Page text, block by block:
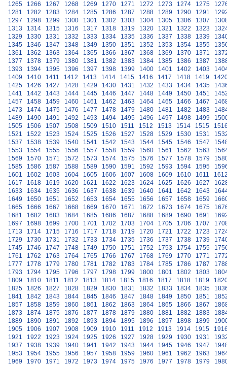
1265
1266 1267 1268 1269 1270 1271 1272 1273 1274 1275
1281
1282 1283 1284 1285 1286 1287 1288 1289 1290 1291
1297
1298 1299 1300 1301 1302 1303 1304 1305 1306 1307
1313
1314 1315 1316 1317 1318 1319 1320 1321 1322 1323
1329
1330 1331 1332 1333 1334 1335 1336 1337 1338 1339
1345
1346 1347 1348 1349 1350 1351 1352 1353 1354 1355
1361
1362 1363 1364 1365 1366 1367 1368 1369 1370 1371
1377
1378 1379 1380 1381 1382 1383 1384 1385 1386 1387
1393
1394 1395 1396 1397 1398 1399 1400 1401 1402 1403
1409
1410 1411 1412 1413 1414 1415 1416 1417 1418 1419
1425
1426 1427 1428 1429 1430 1431 1432 1433 1434 1435
1441
1442 1443 1444 1445 1446 1447 1448 1449 1450 1451
1457
1458 1459 1460 1461 1462 1463 1464 1465 1466 1467
1473
1474 1475 1476 1477 1478 1479 1480 1481 1482 1483
1489
1490 1491 1492 1493 1494 1495 1496 1497 1498 1499
1505
1506 1507 1508 1509 1510 1511 1512 1513 1514 1515
1521
1522 1523 1524 1525 1526 1527 1528 1529 1530 1531
1537
1538 1539 1540 1541 1542 1543 1544 1545 1546 1547
1553
1554 1555 1556 1557 1558 1559 1560 1561 1562 1563
1569
1570 1571 1572 1573 1574 1575 1576 1577 1578 1579
1585
1586 1587 1588 1589 1590 1591 1592 1593 1594 1595
1601
1602 1603 1604 1605 1606 1607 1608 1609 1610 1611
1617
1618 1619 1620 1621 1622 1623 1624 1625 1626 1627
1633
1634 1635 1636 1637 1638 1639 1640 1641 1642 1643
1649
1650 1651 1652 1653 1654 1655 1656 1657 1658 1659
1665
1666 1667 1668 1669 1670 1671 1672 1673 1674 1675
1681
1682 1683 1684 1685 1686 1687 1688 1689 1690 1691
1697
1698 1699 1700 1701 1702 1703 1704 1705 1706 1707
1713
1714 1715 1716 1717 1718 1719 1720 1721 1722 1723
1729
1730 1731 1732 1733 1734 1735 1736 1737 1738 1739
1745
1746 1747 1748 1749 1750 1751 1752 1753 1754 1755
1761
1762 1763 1764 1765 1766 1767 1768 1769 1770 1771
1777
1778 1779 1780 1781 1782 1783 1784 1785 1786 1787
1793
1794 1795 1796 1797 1798 1799 1800 1801 1802 1803
1809
1810 1811 1812 1813 1814 1815 1816 1817 1818 1819
1825
1826 1827 1828 1829 1830 1831 1832 1833 1834 1835
1841
1842 1843 1844 1845 1846 1847 1848 1849 1850 1851
1857
1858 1859 1860 1861 1862 1863 1864 1865 1866 1867
1873
1874 1875 1876 1877 1878 1879 1880 1881 1882 1883
1889
1890 1891 1892 1893 1894 1895 1896 1897 1898 1899
1905
1906 1907 1908 1909 1910 1911 1912 1913 1914 1915
1921
1922 1923 1924 1925 1926 1927 1928 1929 1930 1931
1937
1938 1939 1940 1941 1942 1943 1944 1945 1946 1947
1953
1954 1955 1956 1957 1958 1959 1960 1961 1962 1963
1969
1970 1971 1972 1973 1974 1975 1976 1977 1978 1979